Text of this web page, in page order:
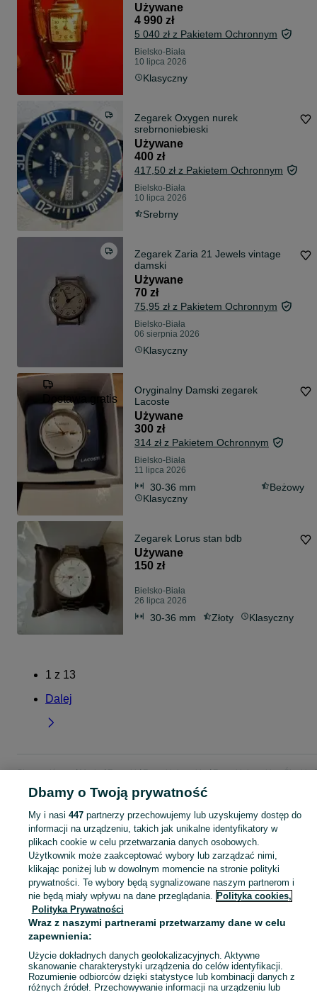
Używane
4 990 zł
5 040 zł z Pakietem Ochronnym
Bielsko-Biała
10 lipca 2026
Klasyczny
Zegarek Oxygen nurek
srebrnoniebieski
Używane
400 zł
417,50 zł z Pakietem Ochronnym
Bielsko-Biała
10 lipca 2026
Srebrny
Zegarek Zaria 21 Jewels vintage
damski
Używane
70 zł
75,95 zł z Pakietem Ochronnym
Bielsko-Biała
06 sierpnia 2026
Klasyczny
Dostawa gratis
Oryginalny Damski zegarek
Lacoste
Używane
300 zł
314 zł z Pakietem Ochronnym
Bielsko-Biała
11 lipca 2026
30-36 mm
Beżowy
Klasyczny
Zegarek Lorus stan bdb
Używane
150 zł
Bielsko-Biała
26 lipca 2026
30-36 mm Złoty Klasyczny
1 z 13
Dalej
Strona główna Moda Zegarki Zegarki damskie
Zegarki damskie - Śląskie
Zegarki damskie - Bielsko-Biała
KATEGORIA
Szeroki wybór zegarków damskich Bielsko-Biała ▶️ klasyczne, sportowe, złote i srebrne ✅ Nowe i używane w atrakcyjnych cenach ✌ Sprawdź oferty na OLX.pl! Zobacz
Mapa kategorii
Mapa miejscowości
Mapa ministron
Popularne wyszukiwania
Dbamy o Twoją prywatność
My i nasi 447partnerzy przechowujemy lub uzyskujemy dostęp do
informacji na urządzeniu, takich jak unikalne identyfikatory w
plikach cookie w celu przetwarzania danych osobowych.
Użytkownik może zaakceptować wybory lub zarządzać nimi,
klikając poniżej lub w dowolnym momencie na stronie polityki
prywatności. Te wybory będą sygnalizowane naszym partnerom i
nie będą miały wpływu na dane przeglądania. Polityka cookies,
Polityka Prywatności
Wraz z naszymi partnerami przetwarzamy dane w celu
zapewnienia:
Użycie dokładnych danych geolokalizacyjnych. Aktywne
skanowanie charakterystyki urządzenia do celów identyfikacji.
Rozumienie odbiorców dzięki statystyce lub kombinacji danych z
różnych źródeł. Przechowywanie informacji na urządzeniu lub